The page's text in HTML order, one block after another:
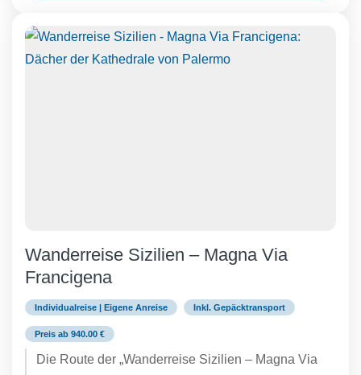
Wanderreise Sizilien – Magna Via
Francigena
Individualreise | Eigene Anreise Inkl. Gepäcktransport
Preis ab 940.00 €
Die Route der „Wanderreise Sizilien – Magna Via